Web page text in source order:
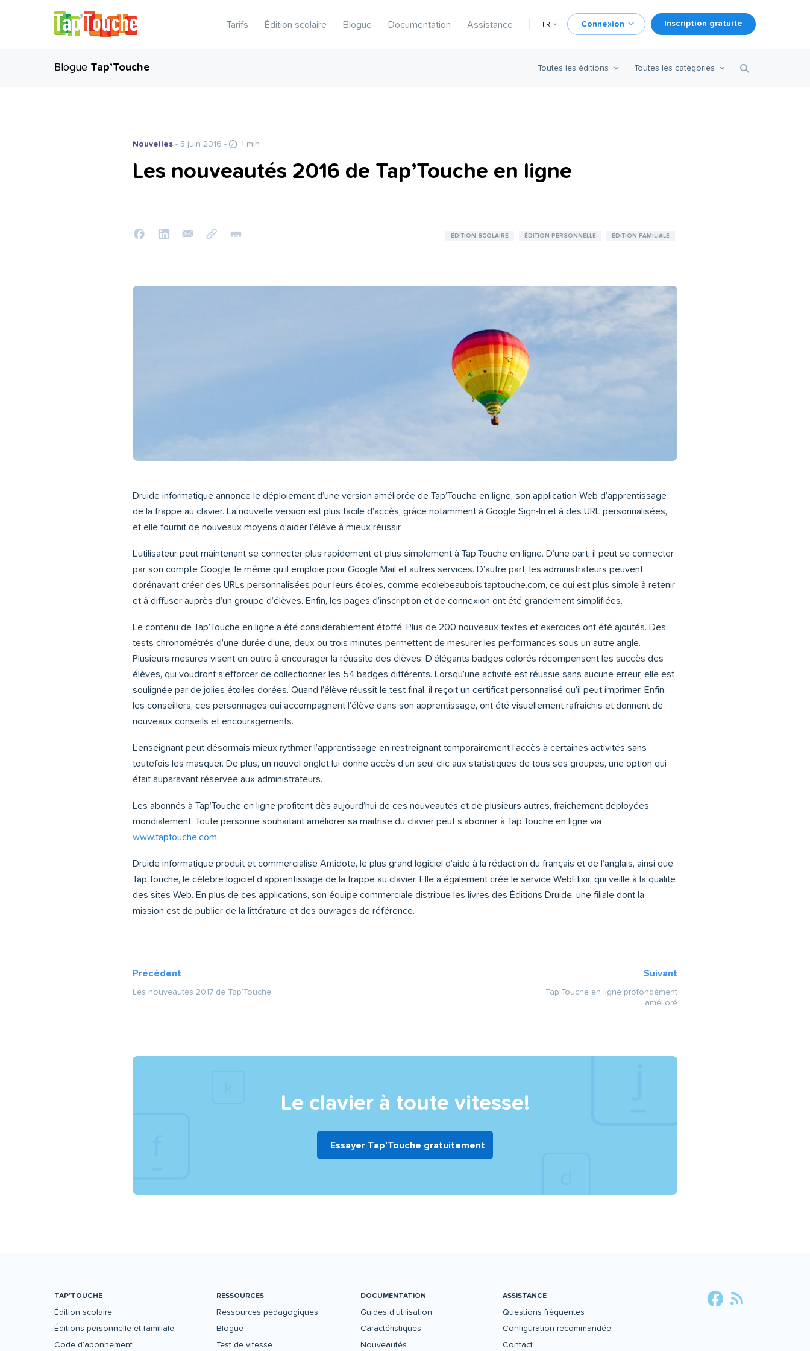
Tarifs Édition scolaire Blogue Documentation Assistance FR Connexion Inscription gratuite
Blogue Tap’Touche Toutes les éditions Toutes les catégories
Nouvelles - 5 juin 2016 - 1 min
Les nouveautés 2016 de Tap’Touche en ligne
ÉDITION SCOLAIRE ÉDITION PERSONNELLE ÉDITION FAMILIALE
Druide informatique annonce le déploiement d’une version améliorée de Tap’Touche en ligne, son application Web d’apprentissage
de la frappe au clavier. La nouvelle version est plus facile d’accès, grâce notamment à Google Sign-In et à des URL personnalisées,
et elle fournit de nouveaux moyens d’aider l’élève à mieux réussir.
L’utilisateur peut maintenant se connecter plus rapidement et plus simplement à Tap’Touche en ligne. D’une part, il peut se connecter
par son compte Google, le même qu’il emploie pour Google Mail et autres services. D’autre part, les administrateurs peuvent
dorénavant créer des URLs personnalisées pour leurs écoles, comme ecolebeaubois.taptouche.com, ce qui est plus simple à retenir
et à diffuser auprès d’un groupe d’élèves. Enfin, les pages d’inscription et de connexion ont été grandement simplifiées.
Le contenu de Tap’Touche en ligne a été considérablement étoffé. Plus de 200 nouveaux textes et exercices ont été ajoutés. Des
tests chronométrés d’une durée d’une, deux ou trois minutes permettent de mesurer les performances sous un autre angle.
Plusieurs mesures visent en outre à encourager la réussite des élèves. D’élégants badges colorés récompensent les succès des
élèves, qui voudront s’efforcer de collectionner les 54 badges différents. Lorsqu’une activité est réussie sans aucune erreur, elle est
soulignée par de jolies étoiles dorées. Quand l’élève réussit le test final, il reçoit un certificat personnalisé qu’il peut imprimer. Enfin,
les conseillers, ces personnages qui accompagnent l’élève dans son apprentissage, ont été visuellement rafraichis et donnent de
nouveaux conseils et encouragements.
L’enseignant peut désormais mieux rythmer l’apprentissage en restreignant temporairement l’accès à certaines activités sans
toutefois les masquer. De plus, un nouvel onglet lui donne accès d’un seul clic aux statistiques de tous ses groupes, une option qui
était auparavant réservée aux administrateurs.
Les abonnés à Tap’Touche en ligne profitent dès aujourd’hui de ces nouveautés et de plusieurs autres, fraichement déployées
mondialement. Toute personne souhaitant améliorer sa maitrise du clavier peut s’abonner à Tap’Touche en ligne via
www.taptouche.com.
Druide informatique produit et commercialise Antidote, le plus grand logiciel d’aide à la rédaction du français et de l’anglais, ainsi que
Tap’Touche, le célèbre logiciel d’apprentissage de la frappe au clavier. Elle a également créé le service WebElixir, qui veille à la qualité
des sites Web. En plus de ces applications, son équipe commerciale distribue les livres des Éditions Druide, une filiale dont la
mission est de publier de la littérature et des ouvrages de référence.
Précédent
Les nouveautés 2017 de Tap’Touche
Suivant
Tap’Touche en ligne profondément
amélioré
Le clavier à toute vitesse!
Essayer Tap’Touche gratuitement
TAP’TOUCHE
Édition scolaire
Éditions personnelle et familiale
Code d’abonnement
RESSOURCES
Ressources pédagogiques
Blogue
Test de vitesse
DOCUMENTATION
Guides d’utilisation
Caractéristiques
Nouveautés
ASSISTANCE
Questions fréquentes
Configuration recommandée
Contact